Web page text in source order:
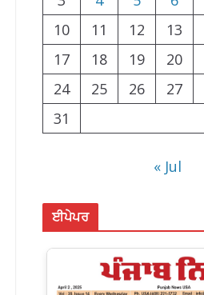
10
11 12 13
17
18 19 20
24
25 26 27
31
« Jul
ਈਪੇਪਰ